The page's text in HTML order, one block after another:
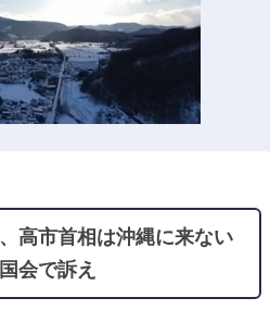
高市首相は沖縄に来ない
会で訴え